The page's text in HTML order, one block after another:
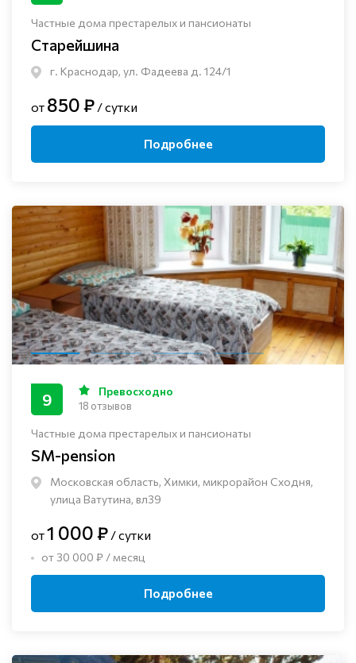
Частные дома престарелых и пансионаты
Старейшина
г. Краснодар, ул. Фадеева д. 124/1
от 850 ₽ / сутки
Подробнее
Частные дома престарелых и пансионаты
SM-pension
Московская область, Химки, микрорайон Сходня,
улица Ватутина, вл39
9 Превосходно
18 отзывов
от1 000 ₽ / сутки
от 30 000 ₽ / месяц
Подробнее